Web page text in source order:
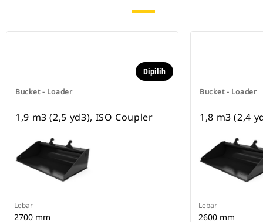
Bucket - Loader
Dipilih
1,9 m3 (2,5 yd3), ISO Coupler
Lebar
2700 mm
Bucket - Loader
1,8 m3 (2,4
Lebar
2600 mm